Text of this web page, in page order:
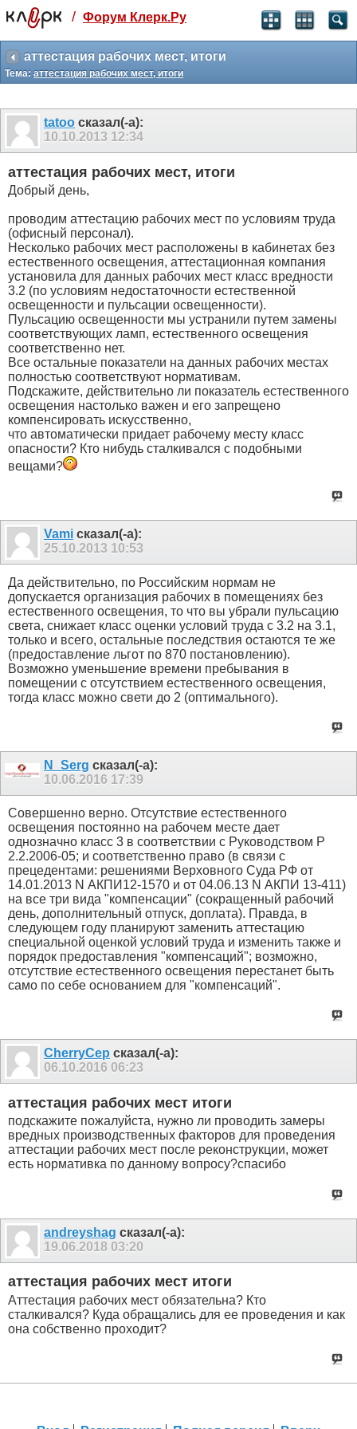
Святые угодники, Клерк без рекламы
прекрасен:)
месяц
3 месяца
259
₽
-10%
499 ₽
-15%
/ Форум Клерк.Ру
аттестация рабочих мест, итоги
Тема: аттестация рабочих мест, итоги
tatoo сказал(-а):
10.10.2013 12:34
аттестация рабочих мест, итоги
Добрый день,
проводим аттестацию рабочих мест по условиям труда
(офисный персонал).
Несколько рабочих мест расположены в кабинетах без
естественного освещения, аттестационная компания
установила для данных рабочих мест класс вредности
3.2 (по условиям недостаточности естественной
освещенности и пульсации освещенности).
Пульсацию освещенности мы устранили путем замены
соответствующих ламп, естественного освещения
соответственно нет.
Все остальные показатели на данных рабочих местах
полностью соответствуют нормативам.
Подскажите, действительно ли показатель естественного
освещения настолько важен и его запрещено
компенсировать искусственно,
что автоматически придает рабочему месту класс
опасности? Кто нибудь сталкивался с подобными
вещами?
Vami сказал(-а):
25.10.2013 10:53
Да действительно, по Российским нормам не
допускается организация рабочих в помещениях без
естественного освещения, то что вы убрали пульсацию
света, снижает класс оценки условий труда с 3.2 на 3.1,
только и всего, остальные последствия остаются те же
(предоставление льгот по 870 постановлению).
Возможно уменьшение времени пребывания в
помещении с отсутствием естественного освещения,
тогда класс можно свети до 2 (оптимального).
N_Serg сказал(-а):
10.06.2016 17:39
Совершенно верно. Отсутствие естественного
освещения постоянно на рабочем месте дает
однозначно класс 3 в соответствии с Руководством Р
2.2.2006-05; и соответственно право (в связи с
прецедентами: решениями Верховного Суда РФ от
14.01.2013 N АКПИ12-1570 и от 04.06.13 N АКПИ 13-411)
на все три вида "компенсации" (сокращенный рабочий
день, дополнительный отпуск, доплата). Правда, в
следующем году планируют заменить аттестацию
специальной оценкой условий труда и изменить также и
порядок предоставления "компенсаций"; возможно,
отсутствие естественного освещения перестанет быть
само по себе основанием для "компенсаций".
CherryCep сказал(-а):
06.10.2016 06:23
аттестация рабочих мест итоги
подскажите пожалуйста, нужно ли проводить замеры
вредных производственных факторов для проведения
аттестации рабочих мест после реконструкции, может
есть нормативка по данному вопросу?спасибо
andreyshag сказал(-а):
19.06.2018 03:20
аттестация рабочих мест итоги
Аттестация рабочих мест обязательна? Кто
сталкивался? Куда обращались для ее проведения и как
она собственно проходит?